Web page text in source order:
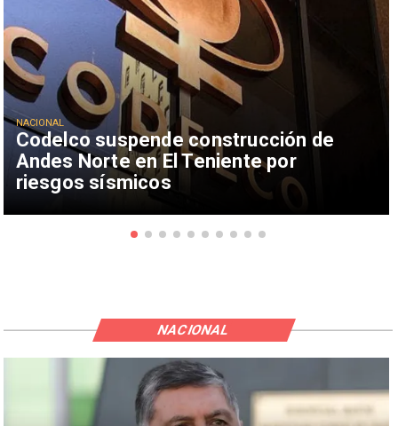
Codelco suspende construcción de
Andes Norte en El Teniente por
riesgos sísmicos
NACIONAL
NACIONAL